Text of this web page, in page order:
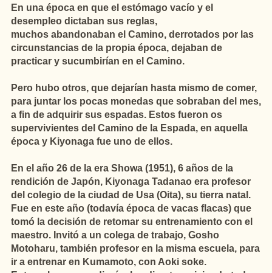
En una época en que el estómago vacío y el
desempleo dictaban sus reglas,
muchos abandonaban el Camino, derrotados por las
circunstancias de la propia época, dejaban de
practicar y sucumbirían en el Camino.
Pero hubo otros, que dejarían hasta mismo de comer,
para juntar los pocas monedas que sobraban del mes,
a fin de adquirir sus espadas. Estos fueron os
supervivientes del Camino de la Espada, en aquella
época y Kiyonaga fue uno de ellos.
En el año 26 de la era Showa (1951), 6 años de la
rendición de Japón, Kiyonaga Tadanao era profesor
del colegio de la ciudad de Usa (Oita), su tierra natal.
Fue en este año (todavía época de vacas flacas) que
tomó la decisión de retomar su entrenamiento con el
maestro. Invitó a un colega de trabajo, Gosho
Motoharu, también profesor en la misma escuela, para
ir a entrenar en Kumamoto, con Aoki soke.